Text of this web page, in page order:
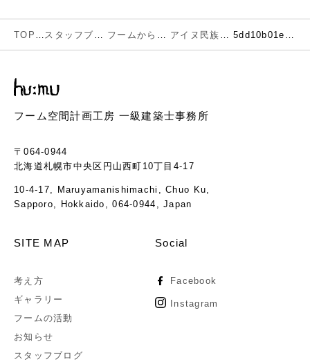
フーム空間計画工房 一級建築士事務所
〒064-0944
北海道札幌市中央区円山西町10丁目4-17
10-4-17, Maruyamanishimachi, Chuo Ku,
Sapporo, Hokkaido, 064-0944, Japan
SITE MAP
考え方
ギャラリー
フームの活動
お知らせ
スタッフブログ
Social
Facebook
Instagram